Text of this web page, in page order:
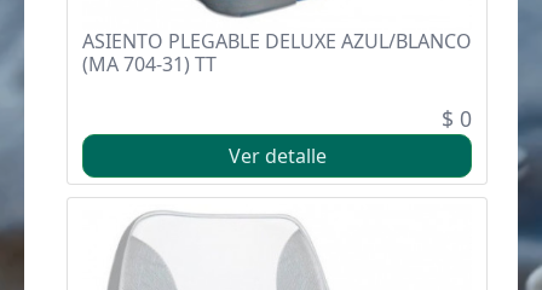
ASIENTO PLEGABLE DELUXE AZUL/BLANCO
(MA 704-31) TT
$ 0
Ver detalle